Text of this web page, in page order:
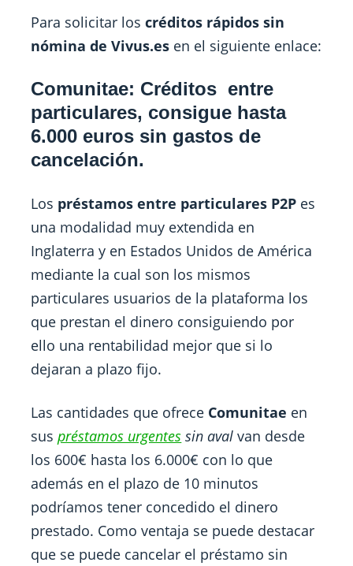
Para solicitar loscréditos rápidos sin
nómina de Vivus.es en el siguiente enlace:
Comunitae: Créditos entre
particulares, consigue hasta
6.000 euros sin gastos de
cancelación.
Los préstamos entre particulares P2P es
una modalidad muy extendida en
Inglaterra y en Estados Unidos de América
mediante la cual son los mismos
particulares usuarios de la plataforma los
que prestan el dinero consiguiendo por
ello una rentabilidad mejor que si lo
dejaran a plazo fijo.
Las cantidades que ofrece Comunitae en
suspréstamos urgentes sin aval van desde
los 600€ hasta los 6.000€ con lo que
además en el plazo de 10 minutos
podríamos tener concedido el dinero
prestado. Como ventaja se puede destacar
que se puede cancelar el préstamo sin